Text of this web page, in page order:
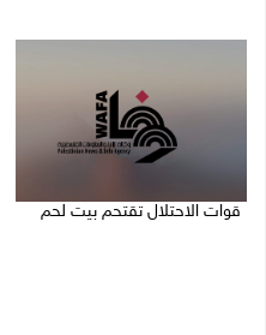
قوات الاحتلال تقتحم بيت لحم